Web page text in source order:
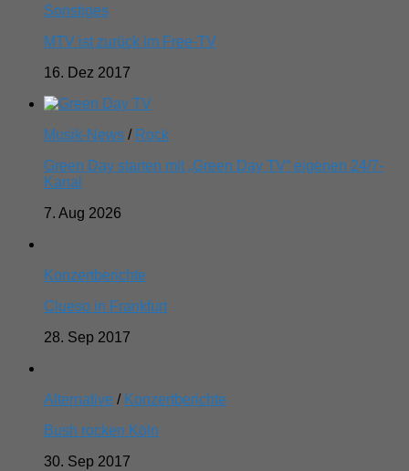
Sonstiges
MTV ist zurück im Free-TV
16. Dez 2017
Musik-News / Rock
Green Day starten mit „Green Day TV“ eigenen 24/7-
Kanal
7. Aug 2026
Konzertberichte
Clueso in Frankfurt
28. Sep 2017
Alternative / Konzertberichte
Bush rocken Köln
30. Sep 2017